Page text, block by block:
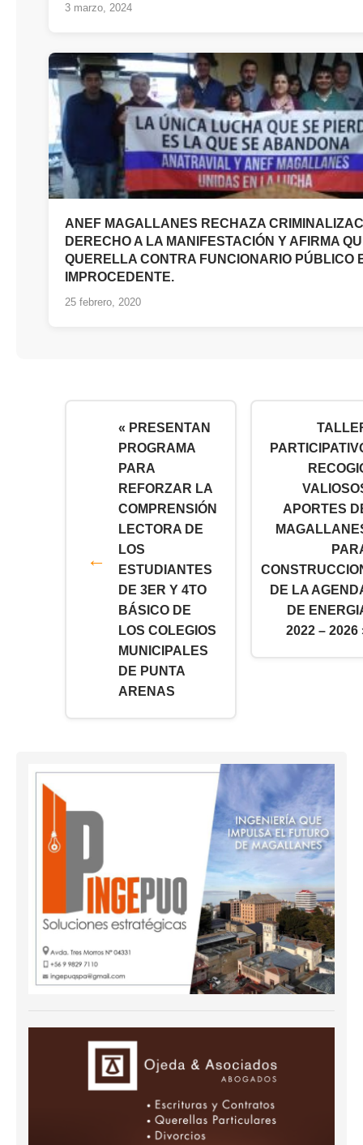
3 marzo, 2024
ANEF MAGALLANES RECHAZA
DERECHO A LA MANIFESTACIÓN Y AFIRMA
QUERELLA CONTRA FUNCIONARIO PÚBLICO
IMPROCEDENTE.
25 febrero, 2020
« PRESENTAN
PROGRAMA
PARA
REFORZAR LA
COMPRENSIÓN
LECTORA DE
LOS
ESTUDIANTES
DE 3ER Y 4TO
BÁSICO DE
LOS COLEGIOS
MUNICIPALES
DE PUNTA
ARENAS
APORTES
DE LA
DE
2022 – 2026